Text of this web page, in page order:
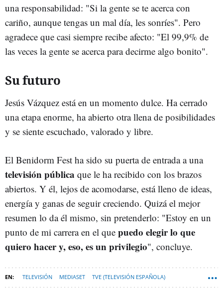
una responsabilidad: "Si la gente se te acerca con
cariño, aunque tengas un mal día, les sonríes". Pero
agradece que casi siempre recibe afecto: "El 99,9% de
las veces la gente se acerca para decirme algo bonito".
Su futuro
Jesús Vázquez está en un momento dulce. Ha cerrado
una etapa enorme, ha abierto otra llena de posibilidades
y se siente escuchado, valorado y libre.
El Benidorm Fest ha sido su puerta de entrada a una
televisión pública que le ha recibido con los brazos
abiertos. Y él, lejos de acomodarse, está lleno de ideas,
energía y ganas de seguir creciendo. Quizá el mejor
resumen lo da él mismo, sin pretenderlo: "Estoy en un
punto de mi carrera en el que puedo elegir lo que
quiero hacer y, eso, es un privilegio", concluye.
TELEVISIÓN MEDIASET TVE (TELEVISIÓN ESPAÑOLA)